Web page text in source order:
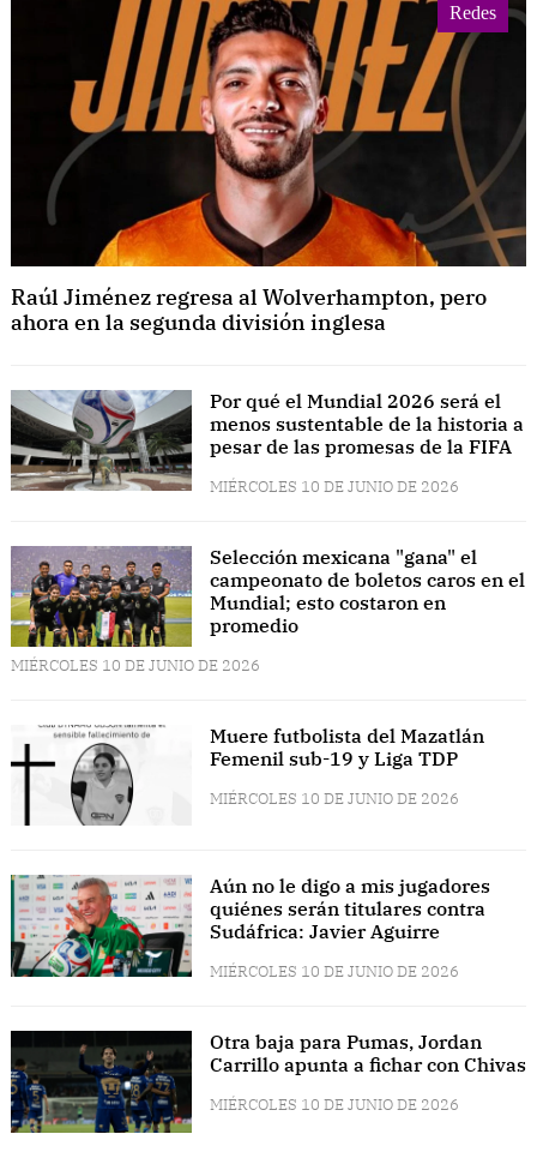
Redes
Raúl Jiménez regresa al Wolverhampton, pero
ahora en la segunda división inglesa
Por qué el Mundial 2026 será el
menos sustentable de la historia a
pesar de las promesas de la FIFA
MIÉRCOLES 10 DE JUNIO DE 2026
Selección mexicana "gana" el
campeonato de boletos caros en el
Mundial; esto costaron en
promedio
MIÉRCOLES 10 DE JUNIO DE 2026
Muere futbolista del Mazatlán
Femenil sub-19 y Liga TDP
MIÉRCOLES 10 DE JUNIO DE 2026
Aún no le digo a mis jugadores
quiénes serán titulares contra
Sudáfrica: Javier Aguirre
MIÉRCOLES 10 DE JUNIO DE 2026
Otra baja para Pumas, Jordan
Carrillo apunta a fichar con Chivas
MIÉRCOLES 10 DE JUNIO DE 2026